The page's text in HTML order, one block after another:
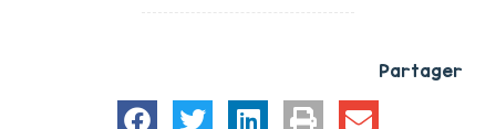
Partager